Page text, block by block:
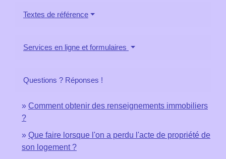
Textes de référence
Services en ligne et formulaires
Questions ? Réponses !
Comment obtenir des renseignements immobiliers
?
Que faire lorsque l'on a perdu l'acte de propriété de
son logement ?